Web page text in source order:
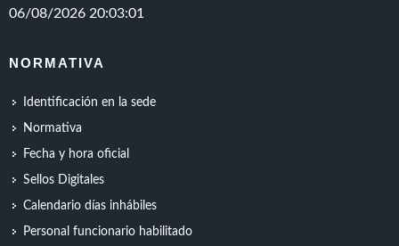
NORMATIVA
Identificación en la sede
Normativa
Fecha y hora oficial
Sellos Digitales
Calendario días inhábiles
Personal funcionario habilitado